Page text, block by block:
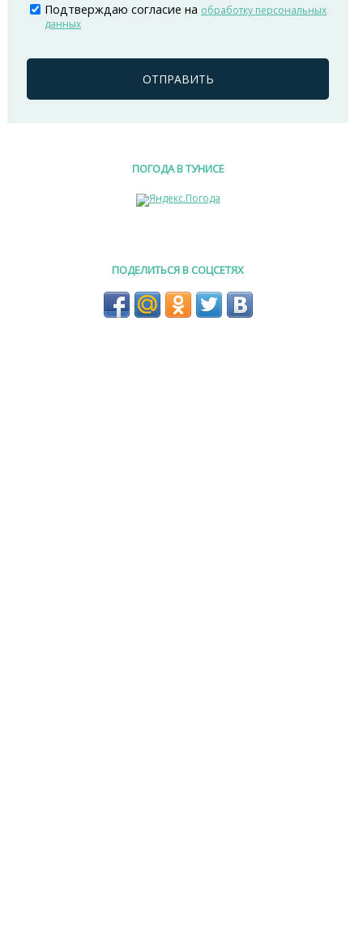
Подтверждаю согласие на обработку персональных
данных
ОТПРАВИТЬ
ПОГОДА В ТУНИСЕ
ПОДЕЛИТЬСЯ В СОЦСЕТЯХ